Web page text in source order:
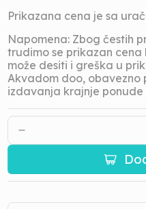
Prikazana cena je sa
Napomena: Zbog čestih
trudimo se prikazan cena
može desiti i greška u
Akvadom doo, obavezno
izdavanja krajnje